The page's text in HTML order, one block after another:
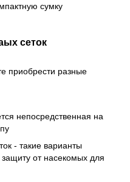
сумку
сеток
приобрести разные
непосредственная на
- такие варианты
от насекомых для